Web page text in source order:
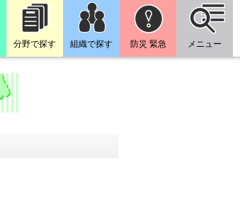
分野で探す 組織で探す 防災 緊急 メニュー